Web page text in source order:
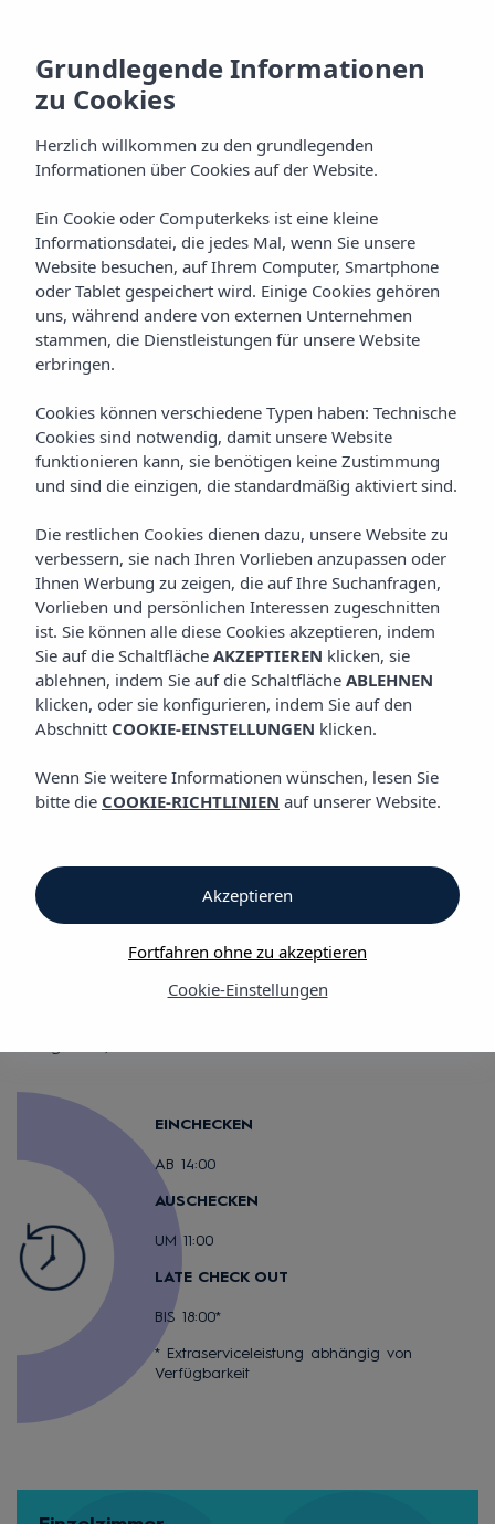
Habitaciones
Hotel Vibra S´Estanyol
Ibiza
Bahía De San Antonio
Zimmer
Vibra S'Estanyol Hotel
Alles, was Sie brauchen
Antonio und unsere neue Terrasse mit Meerblick garantieren
Ihnen die Entspannung, die Sie suchen. Legen Sie sich in eine
köstliches Getränk zu genießen.
Wir verfügen über:
6 Einzelzimmer
126 Zweibettzimmer
EINCHECKEN
AB 14:00
AUSCHECKEN
UM 11:00
LATE CHECK OUT
BIS 18:00*
* Extraserviceleistung abhängig von
Verfügbarkeit
Grundlegende Informationen
zu Cookies
Herzlich willkommen zu den grundlegenden
Informationen über Cookies auf der Website.
Ein Cookie oder Computerkeks ist eine kleine
Informationsdatei, die jedes Mal, wenn Sie unsere
Website besuchen, auf Ihrem Computer, Smartphone
oder Tablet gespeichert wird. Einige Cookies gehören
uns, während andere von externen Unternehmen
stammen, die Dienstleistungen für unsere Website
erbringen.
Cookies können verschiedene Typen haben: Technische
Cookies sind notwendig, damit unsere Website
funktionieren kann, sie benötigen keine Zustimmung
und sind die einzigen, die standardmäßig aktiviert sind.
Die restlichen Cookies dienen dazu, unsere Website zu
verbessern, sie nach Ihren Vorlieben anzupassen oder
Ihnen Werbung zu zeigen, die auf Ihre Suchanfragen,
Vorlieben und persönlichen Interessen zugeschnitten
ist. Sie können alle diese Cookies akzeptieren, indem
Sie auf die Schaltfläche AKZEPTIEREN klicken, sie
ablehnen, indem Sie auf die Schaltfläche ABLEHNEN
klicken, oder sie konfigurieren, indem Sie auf den
Abschnitt COOKIE-EINSTELLUNGEN klicken.
Wenn Sie weitere Informationen wünschen, lesen Sie
bitte die COOKIE-RICHTLINIEN auf unserer Website.
Cookie-Einstellungen
Fortfahren ohne zu akzeptieren
Akzeptieren